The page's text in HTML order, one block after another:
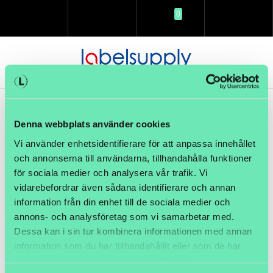
Denna webbplats använder cookies
Vi använder enhetsidentifierare för att anpassa innehållet
och annonserna till användarna, tillhandahålla funktioner
för sociala medier och analysera vår trafik. Vi
vidarebefordrar även sådana identifierare och annan
information från din enhet till de sociala medier och
annons- och analysföretag som vi samarbetar med.
Dessa kan i sin tur kombinera informationen med annan
information som du har tillhandahållit eller som de har
samlat in när du har använt deras tjänster.
0
Etikett 48x35mm Z-Perform 1000T 3" 10
rullar/kart
Artnr:E048035-L01